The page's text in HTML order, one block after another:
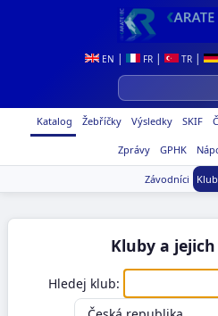
EN | FR | TR |
Katalog Žebříčky Výsledky SKIF
Zprávy GPHK
Závodníci
Kluby a
Hledej klub: